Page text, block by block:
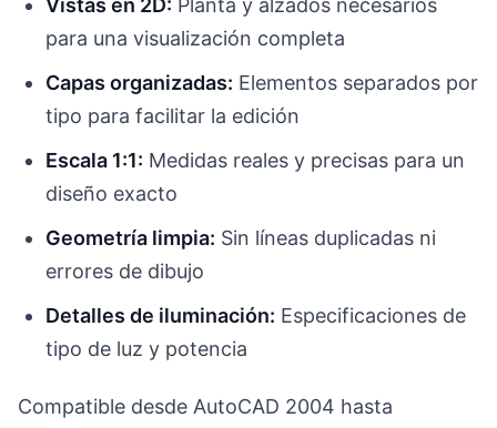
Vistas en 2D: Planta y alzados necesarios
para una visualización completa
Capas organizadas: Elementos separados por
tipo para facilitar la edición
Escala 1:1: Medidas reales y precisas para un
diseño exacto
Geometría limpia: Sin líneas duplicadas ni
errores de dibujo
Detalles de iluminación: Especificaciones de
tipo de luz y potencia
Compatible desde AutoCAD 2004 hasta